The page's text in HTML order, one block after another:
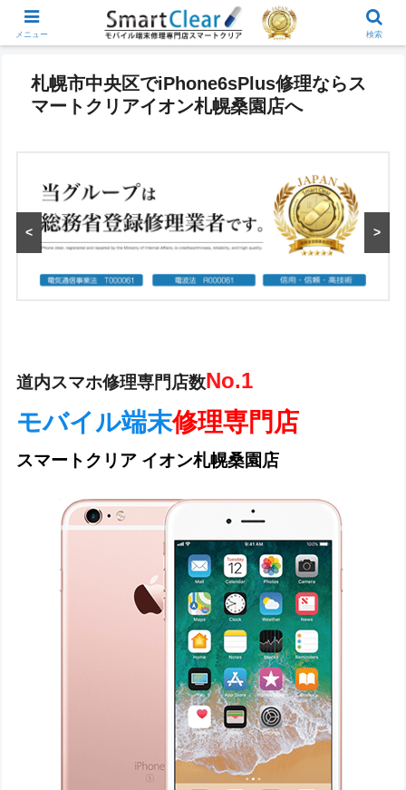
札幌市中央区でiPhone6sPlus修理ならス
マートクリアイオン札幌桑園店へ
< >
道内スマホ修理専門店数No.1
モバイル端末修理専門店
スマートクリア イオン札幌桑園店
メニュー 検索